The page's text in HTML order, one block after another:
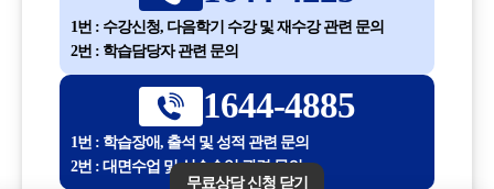
1번 : 수강신청, 다음학기 수강 및 재수강 관련 문의
2번 : 학습담당자 관련 문의
1644-4885
1번 : 학습장애, 출석 및 성적 관련 문의
2번 : 대면수업 및 실습수업 관련 문의
무료상담 신청 닫기